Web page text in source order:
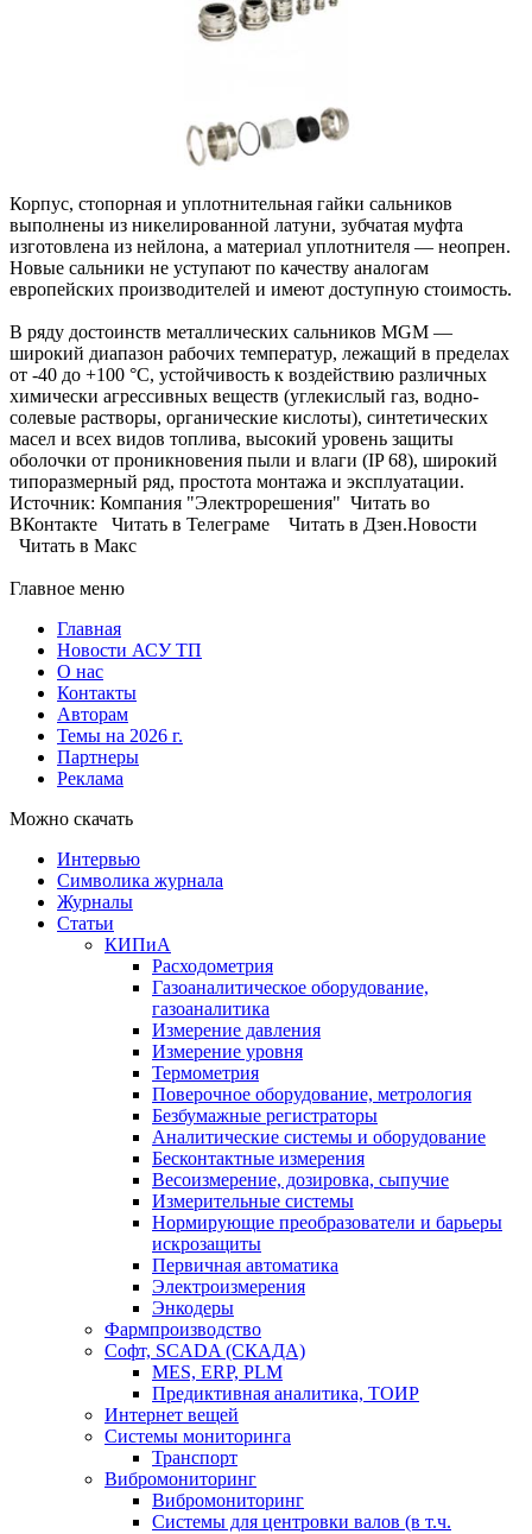
Корпус, стопорная и уплотнительная гайки сальников
выполнены из никелированной латуни, зубчатая муфта
изготовлена из нейлона, а материал уплотнителя — неопрен.
Новые сальники не уступают по качеству аналогам
европейских производителей и имеют доступную стоимость.
В ряду достоинств металлических сальников MGM —
широкий диапазон рабочих температур, лежащий в пределах
от -40 до +100 °C, устойчивость к воздействию различных
химически агрессивных веществ (углекислый газ, водно-
солевые растворы, органические кислоты), синтетических
масел и всех видов топлива, высокий уровень защиты
оболочки от проникновения пыли и влаги (IP 68), широкий
типоразмерный ряд, простота монтажа и эксплуатации.
Источник: Компания "Электрорешения" Читать во
ВКонтакте Читать в Телеграме Читать в Дзен.Новости
Читать в Макс
Главное меню
Главная
Новости АСУ ТП
О нас
Контакты
Авторам
Темы на 2026 г.
Партнеры
Реклама
Можно скачать
Интервью
Символика журнала
Журналы
Статьи
КИПиА
Расходометрия
Газоаналитическое оборудование,
газоаналитика
Измерение давления
Измерение уровня
Термометрия
Поверочное оборудование, метрология
Безбумажные регистраторы
Аналитические системы и оборудование
Бесконтактные измерения
Весоизмерение, дозировка, сыпучие
Измерительные системы
Нормирующие преобразователи и барьеры
искрозащиты
Первичная автоматика
Электроизмерения
Энкодеры
Фармпроизводство
Софт, SCADA (СКАДА)
MES, ERP, PLM
Предиктивная аналитика, ТОИР
Интернет вещей
Системы мониторинга
Транспорт
Вибромониторинг
Вибромониторинг
Системы для центровки валов (в т.ч.